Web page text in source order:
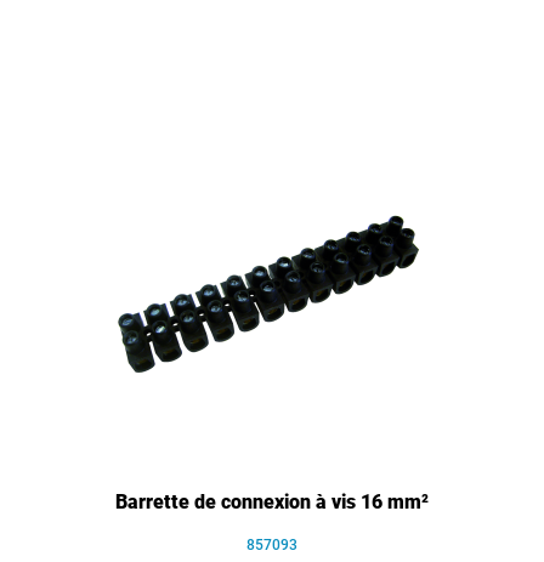
Barrette de connexion à vis 16 mm²
857093